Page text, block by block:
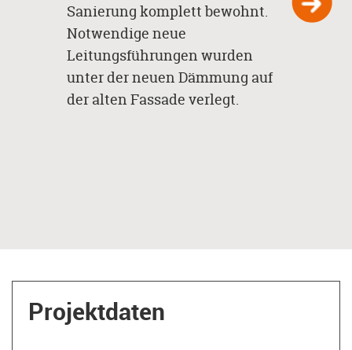
Sanierung komplett bewohnt.
Notwendige neue
Leitungsführungen wurden
unter der neuen Dämmung auf
der alten Fassade verlegt.
Projektdaten